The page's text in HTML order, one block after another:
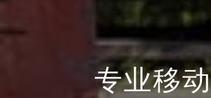
专业移